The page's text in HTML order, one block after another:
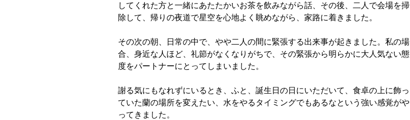
してくれた方と一緒にあたたかいお茶を飲みながら話、その後、二人で会場を掃
除して、帰りの夜道で星空を心地よく眺めながら、家路に着きました。
その次の朝、日常の中で、やや二人の間に緊張する出来事が起きました。私の場
合、身近な人ほど、礼節がなくなりがちで、その緊張から明らかに大人気ない態
度をパートナーにとってしまいました。
謝る気にもなれずにいるとき、ふと、誕生日の日にいただいて、食卓の上に飾っ
ていた蘭の場所を変えたい、水をやるタイミングでもあるなという強い感覚がや
ってきました。